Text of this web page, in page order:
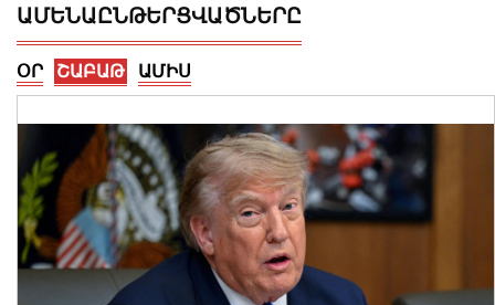
ԱՄԵՆԱԸՆԹԵՐՑՎԱԾՆԵՐԸ
ՕՐ ՇԱԲԱԹ ԱՄԻՍ